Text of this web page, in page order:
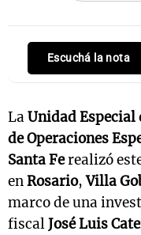
Escuchá la nota
LaUnidad Especial
de Operaciones
Santa Ferealizó
enRosario,Villa
marco de una
fiscalJosé Luis